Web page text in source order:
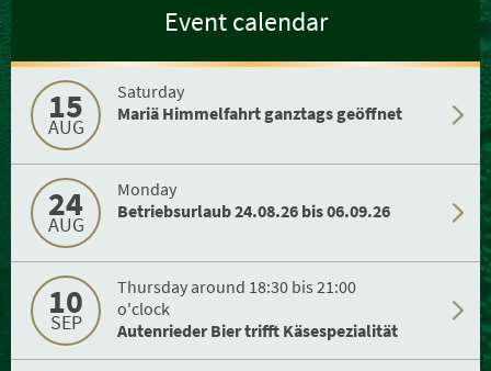
Event calendar
15
AUG
Saturday
Mariä Himmelfahrt ganztags geöffnet
24
AUG
Monday
Betriebsurlaub 24.08.26 bis 06.09.26
10
SEP
Thursday around 18:30 bis 21:00
o'clock
Autenrieder Bier trifft Käsespezialität